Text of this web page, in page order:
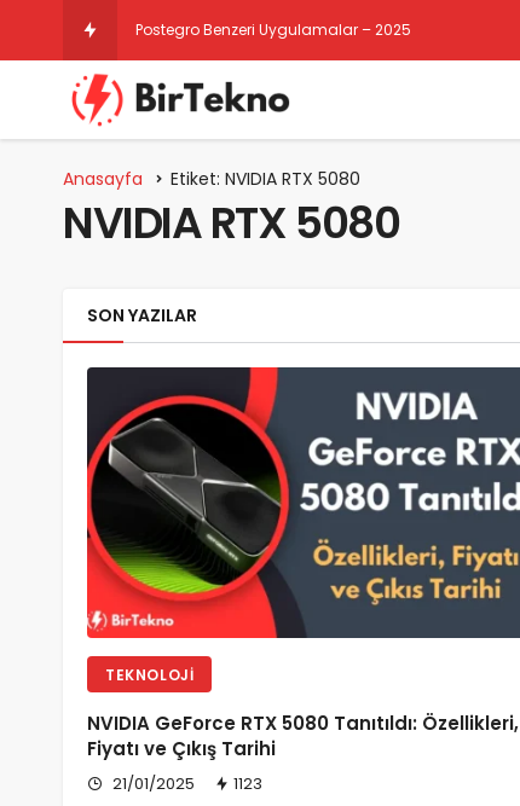
Postegro Benzeri Uygulamalar – 2025
Anasayfa Etiket: NVIDIA RTX 5080
NVIDIA RTX 5080
SON YAZILAR
TEKNOLOJI
NVIDIA GeForce RTX 5080 Tanıtıldı: Özellikleri,
Fiyatı ve Çıkış Tarihi
21/01/2025
1123